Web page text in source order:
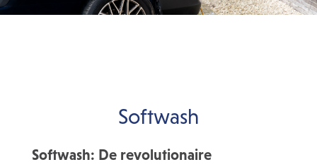
Softwash
Softwash: De revolutionaire